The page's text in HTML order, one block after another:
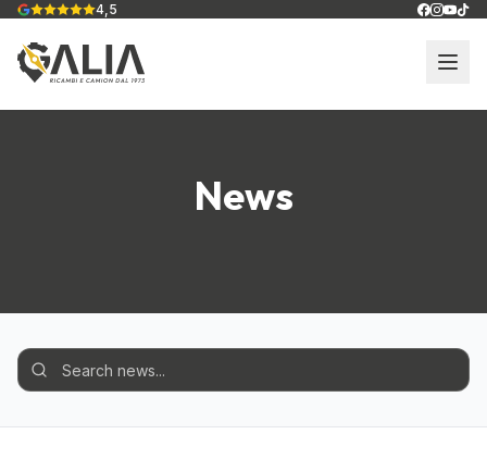
4,5
News